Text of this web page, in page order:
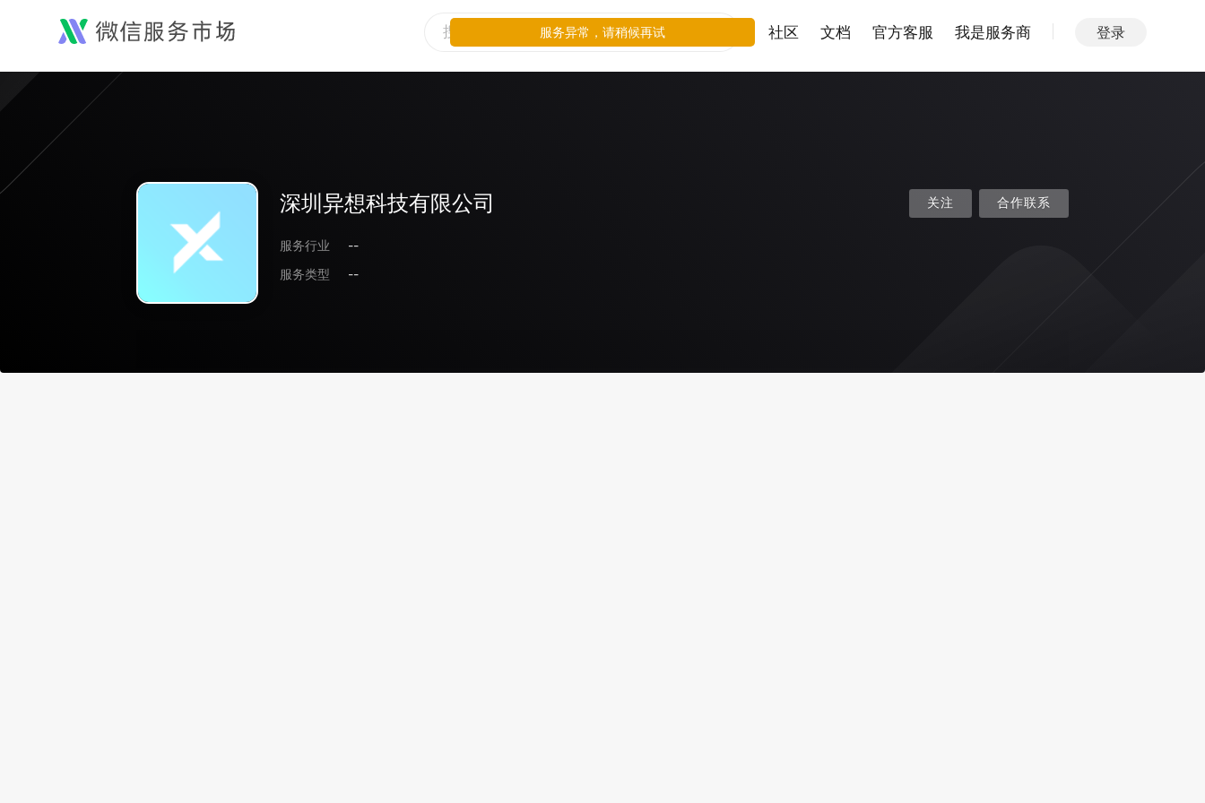
社区 文档 官方客服 我是服务商 登录
深圳异想科技有限公司
服务行业
--
服务类型
--
关注 合作联系
服务异常，请稍候再试